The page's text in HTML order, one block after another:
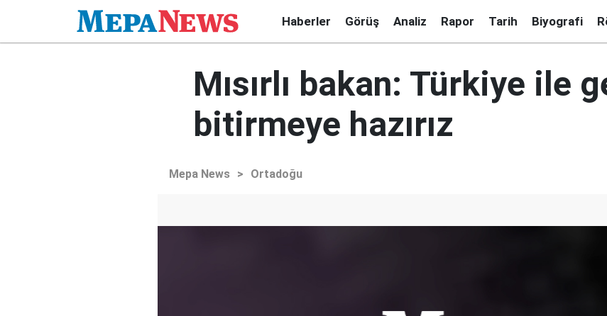
Haberler Görüş Analiz Rapor Tarih Biyografi
Mısırlı bakan: Türkiye ile
bitirmeye hazırız
Mepa News > Ortadoğu